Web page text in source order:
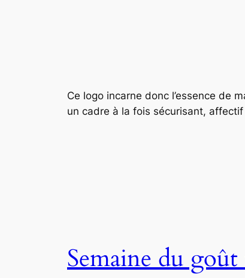
Ce logo incarne donc l’essence de
un cadre à la fois sécurisant,
Semaine du